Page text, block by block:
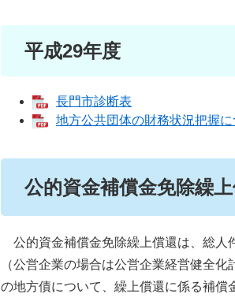
平成29年度
長門市診断表
地方公共団体の財務状況把握に
公的資金補償金免除繰
公的資金補償金免除繰上償還は、総人
（公営企業の場合は公営企業経営健全
の地方債について、繰上償還に係る補償